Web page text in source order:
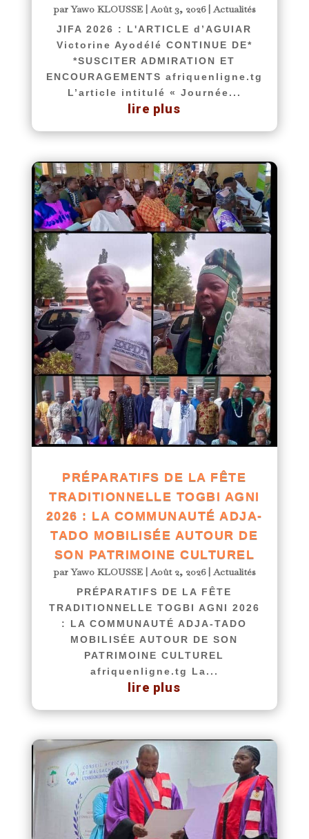
parYawo KLOUSSE|Août 3, 2026|Actualités
JIFA 2026 : L'ARTICLE d’AGUIAR
Victorine Ayodélé CONTINUE DE*
*SUSCITER ADMIRATION ET
ENCOURAGEMENTS afriquenligne.tg
L’article intitulé « Journée...
lire plus
PRÉPARATIFS DE LA FÊTE
TRADITIONNELLE TOGBI AGNI
2026 : LA COMMUNAUTÉ ADJA-
TADO MOBILISÉE AUTOUR DE
SON PATRIMOINE CULTUREL
parYawo KLOUSSE|Août 2, 2026|Actualités
PRÉPARATIFS DE LA FÊTE
TRADITIONNELLE TOGBI AGNI 2026
: LA COMMUNAUTÉ ADJA-TADO
MOBILISÉE AUTOUR DE SON
PATRIMOINE CULTUREL
afriquenligne.tg La...
lire plus